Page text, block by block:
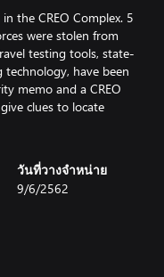
the CREO Complex. 5
were stolen from
testing tools, state-
have been
memo and a CREO
clues to locate
วันที่วางจำหน่าย
9/6/2562